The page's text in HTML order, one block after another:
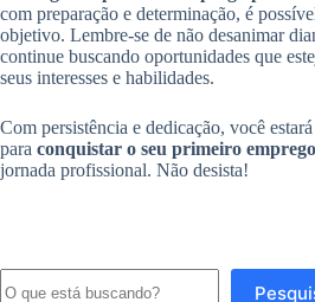
com preparação e determinação, é
objetivo. Lembre-se de não desanimar
continue buscando oportunidades que
seus interesses e habilidades.
Com persistência e dedicação, você
para conquistar o seu primeiro emprego
jornada profissional. Não desista!